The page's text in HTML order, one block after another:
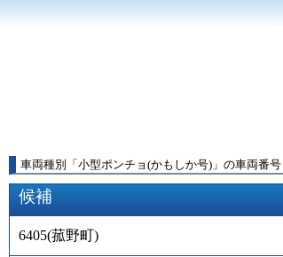
車両種別
「 小型ポンチョ(かもしか号) 」 の車両番号
候補
6405(菰野町)